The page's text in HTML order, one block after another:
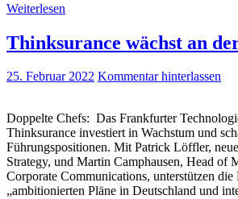
Weiterlesen
Thinksurance wächst an
25. Februar 2022 Kommentar hinterlassen
Doppelte Chefs: Das Frankfurter
Thinksurance investiert in Wachstum und
Führungspositionen. Mit Patrick Löffler,
Strategy, und Martin Camphausen, Head of
Corporate Communications, unterstützen
„ambitionierten Pläne in Deutschland und